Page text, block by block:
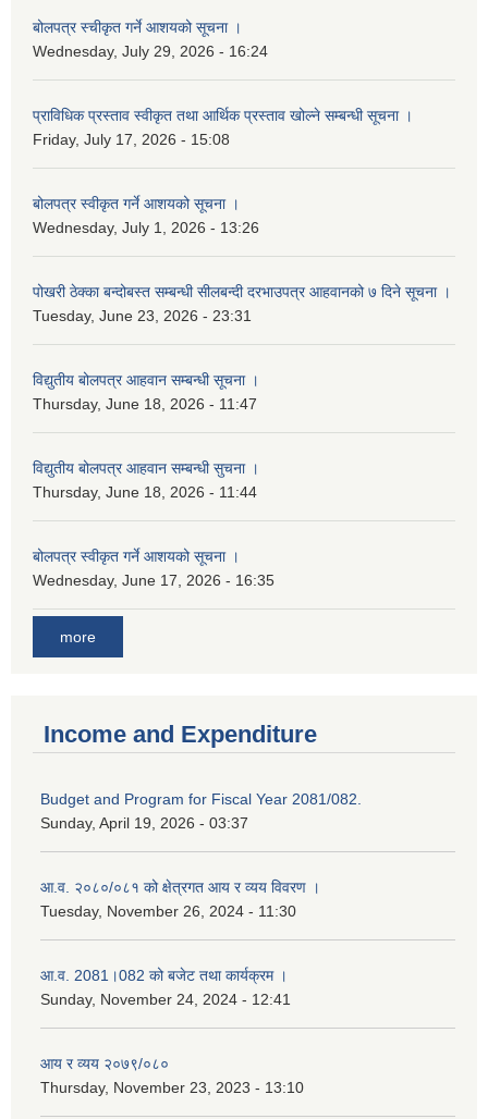
बोलपत्र स्चीकृत गर्ने आशयको सूचना ।
Wednesday, July 29, 2026 - 16:24
प्राविधिक प्रस्ताव स्वीकृत तथा आर्थिक प्रस्ताव खोल्ने सम्बन्धी सूचना ।
Friday, July 17, 2026 - 15:08
बोलपत्र स्वीकृत गर्ने आशयको सूचना ।
Wednesday, July 1, 2026 - 13:26
पोखरी ठेक्का बन्दोबस्त सम्बन्धी सीलबन्दी दरभाउपत्र आहवानको ७ दिने सूचना ।
Tuesday, June 23, 2026 - 23:31
विद्युतीय बोलपत्र आहवान सम्बन्धी सूचना ।
Thursday, June 18, 2026 - 11:47
विद्युतीय बोलपत्र आहवान सम्बन्धी सुचना ।
Thursday, June 18, 2026 - 11:44
बोलपत्र स्वीकृत गर्ने आशयको सूचना ।
Wednesday, June 17, 2026 - 16:35
more
Income and Expenditure
Budget and Program for Fiscal Year 2081/082.
Sunday, April 19, 2026 - 03:37
आ.व. २०८०/०८१ को क्षेत्रगत आय र व्यय विवरण ।
Tuesday, November 26, 2024 - 11:30
आ.व. 2081।082 को बजेट तथा कार्यक्रम ।
Sunday, November 24, 2024 - 12:41
आय र व्यय २०७९/०८०
Thursday, November 23, 2023 - 13:10